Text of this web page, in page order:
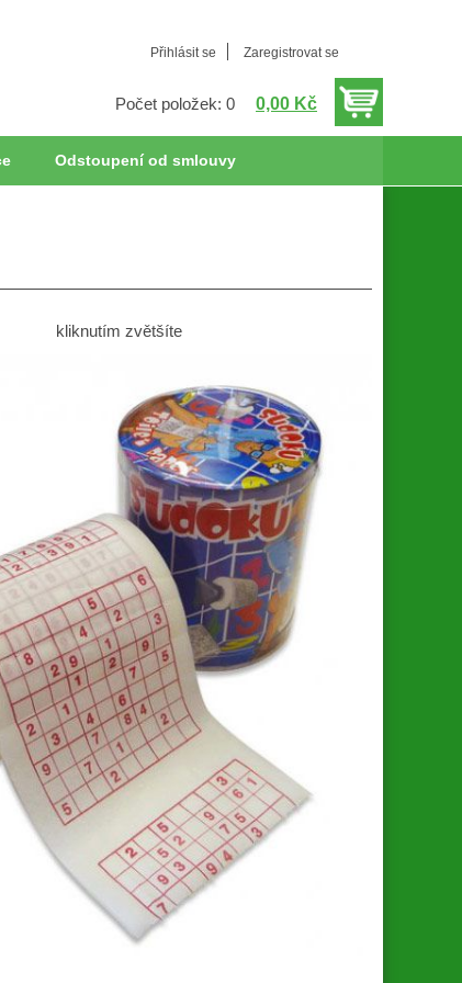
Přihlásit se Zaregistrovat se
Počet položek: 0 0,00 Kč
Odstoupení od smlouvy
kliknutím zvětšíte